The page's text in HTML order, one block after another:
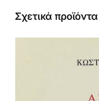
Σχετικά προϊόντα